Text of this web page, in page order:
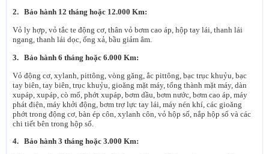
2. Bảo hành 12 tháng hoặc 12.000 Km:
Vỏ ly hợp, vỏ tắc te động cơ, thân vỏ bơm cao áp, hộp tay lái, thanh lái
ngang, thanh lái dọc, ống xả, bầu giảm âm.
3. Bảo hành 6 tháng hoặc 6.000 Km:
Vỏ động cơ, xylanh, pittông, vòng găng, ắc pittông, bạc trục khuỷu, bạc
tay biên, tay biên, trục khuỷu, gioăng mặt máy, tổng thành mặt máy, dàn
xupáp, xupáp, cò mổ, phớt xupáp, bơm dầu, bơm nước, bơm cao áp, máy
phát điện, máy khởi động, bơm trợ lực tay lái, máy nén khí, các gioăng
phớt trong động cơ, bàn ép côn, xylanh côn, vỏ hộp số, nắp hộp số và các
chi tiết bên trong hộp số.
4. Bảo hành 3 tháng hoặc 3.000 Km: